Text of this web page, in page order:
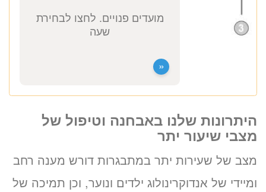
לזימון תור טלפוני התקשרו
זימון תור אונליין
לד”ר אניטה שכטר
ב-3 שלבים קצרים
היתרונות שלנו באבחנה וטיפול של
מצבי שיעור יתר
מצב של שעירות יתר במתבגרות דורש מענה רחב
ומיידי של אנדוקרינולוג ילדים ונוער, וכן תמיכה של